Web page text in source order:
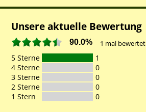
Unsere aktuelle Bewertung
90.0% 1 mal bewertet
5 Sterne
1
4 Sterne
0
3 Sterne
0
2 Sterne
0
1 Stern
0